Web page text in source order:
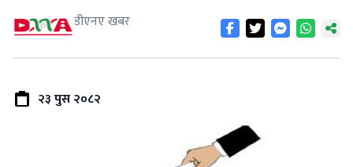
डीएनए खबर
२३ पुस २०८२